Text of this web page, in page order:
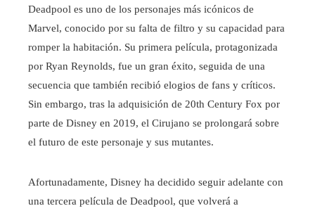
Deadpool es uno de los personajes más icónicos de
Marvel, conocido por su falta de filtro y su capacidad para
romper la habitación. Su primera película, protagonizada
por Ryan Reynolds, fue un gran éxito, seguida de una
secuencia que también recibió elogios de fans y críticos.
Sin embargo, tras la adquisición de 20th Century Fox por
parte de Disney en 2019, el Cirujano se prolongará sobre
el futuro de este personaje y sus mutantes.
Afortunadamente, Disney ha decidido seguir adelante con
una tercera película de Deadpool, que volverá a